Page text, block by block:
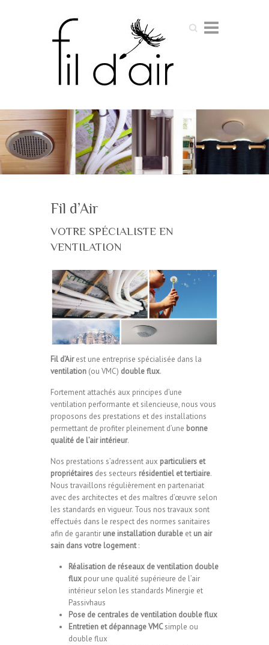
Search
Fil d’Air
VOTRE SPÉCIALISTE EN
VENTILATION
Fil d’Airest une entreprise spécialisée dans la
ventilation (ou VMC) double flux.
Fortement attachés aux principes d’une
ventilation performante et silencieuse, nous vous
proposons des prestations et des installations
permettant de profiter pleinement d’une bonne
qualité de l’air intérieur.
Nos prestations s’adressent aux particuliers et
propriétaires des secteurs résidentiel et tertiaire.
Nous travaillons régulièrement en partenariat
avec des architectes et des maîtres d’œuvre selon
les standards en vigueur. Tous nos travaux sont
effectués dans le respect des normes sanitaires
afin de garantir une installation durable et un air
sain dans votre logement:
Réalisation de réseaux de ventilation double
flux pour une qualité supérieure de l’air
intérieur selon les standards Minergie et
Passivhaus
Pose de centrales de ventilation double flux
Entretien et dépannage VMCsimple ou
double flux